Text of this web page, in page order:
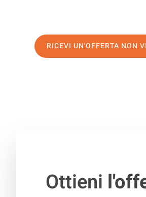
RICEVI UN'OFFERTA NON
Ottieni